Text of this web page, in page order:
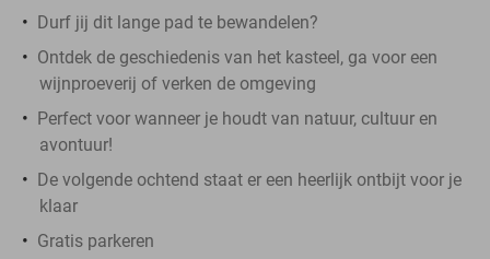
Durf jij dit lange pad te bewandelen?
Ontdek de geschiedenis van het kasteel, ga voor een
wijnproeverij of verken de omgeving
Perfect voor wanneer je houdt van natuur, cultuur en
avontuur!
De volgende ochtend staat er een heerlijk ontbijt voor je
klaar
Gratis parkeren